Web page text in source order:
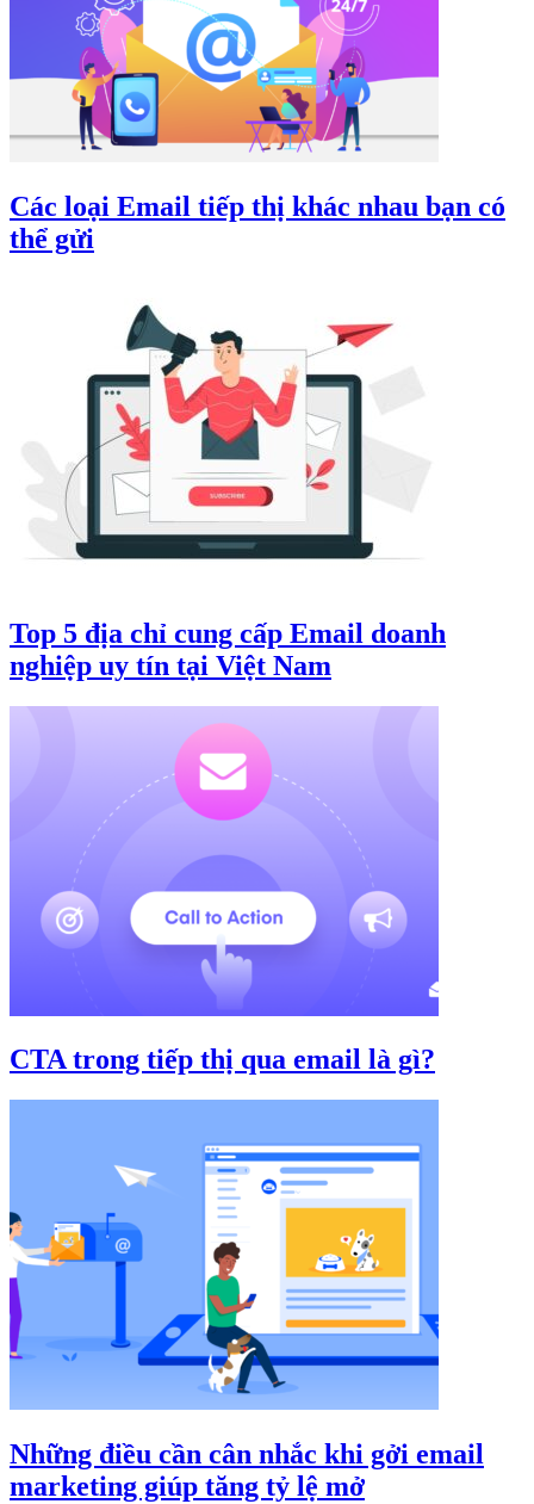
Các loại Email tiếp thị khác nhau bạn có
thể gửi
Top 5 địa chỉ cung cấp Email doanh
nghiệp uy tín tại Việt Nam
CTA trong tiếp thị qua email là gì?
Những điều cần cân nhắc khi gởi email
marketing giúp tăng tỷ lệ mở